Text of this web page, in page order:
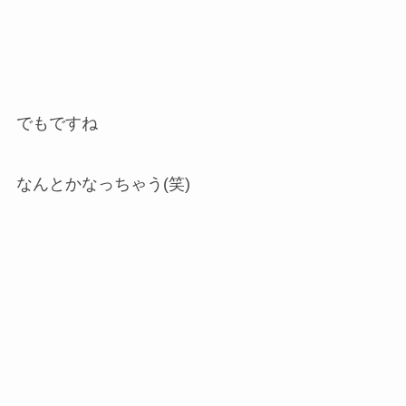
でもですね
なんとかなっちゃう(笑)